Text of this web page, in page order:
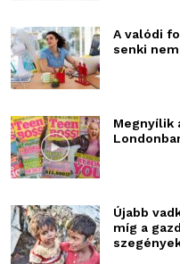
A valódi
senki
Megnyílik
Újabb
míg a